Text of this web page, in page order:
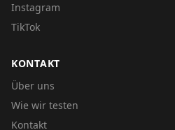
Instagram
TikTok
KONTAKT
Über uns
Wie wir testen
Kontakt